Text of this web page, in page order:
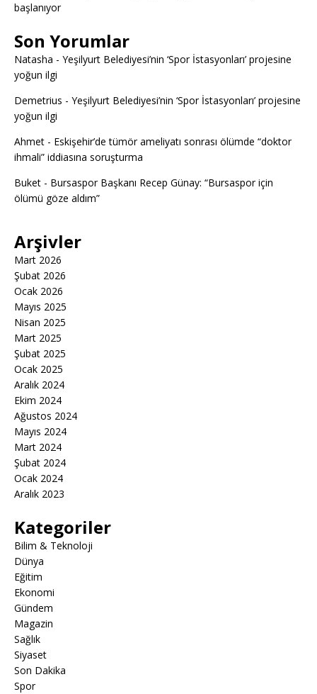
başlanıyor
Son Yorumlar
Natasha - Yeşilyurt Belediyesi’nin ‘Spor İstasyonları’ projesine
yoğun ilgi
Demetrius - Yeşilyurt Belediyesi’nin ‘Spor İstasyonları’ projesine
yoğun ilgi
Ahmet - Eskişehir’de tümör ameliyatı sonrası ölümde “doktor
ihmali” iddiasına soruşturma
Buket - Bursaspor Başkanı Recep Günay: “Bursaspor için
ölümü göze aldım”
Arşivler
Mart 2026
Şubat 2026
Ocak 2026
Mayıs 2025
Nisan 2025
Mart 2025
Şubat 2025
Ocak 2025
Aralık 2024
Ekim 2024
Ağustos 2024
Mayıs 2024
Mart 2024
Şubat 2024
Ocak 2024
Aralık 2023
Kategoriler
Bilim & Teknoloji
Dünya
Eğitim
Ekonomi
Gündem
Magazin
Sağlık
Siyaset
Son Dakika
Spor